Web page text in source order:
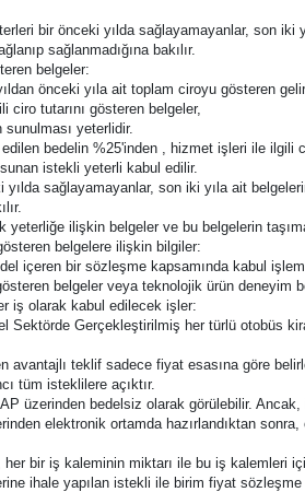
bir önceki yılda sağlayamayanlar, son iki
sağlanmadığına bakılır.
belgeler:
önceki yıla ait toplam ciroyu gösteren
ciro tutarını gösteren belgeler,
sunulması yeterlidir.
bedelin %25'inden , hizmet işleri ile ilgili
istekli yeterli kabul edilir.
yılda sağlayamayanlar, son iki yıla ait
yeterliğe ilişkin belgeler ve bu belgelerin
belgelere ilişkin bilgiler:
içeren bir sözleşme kapsamında kabul
belgeler veya teknolojik ürün deneyim
iş olarak kabul edilecek işler:
Sektörde Gerçekleştirilmiş her türlü otobüs
avantajlı teklif sadece fiyat esasına göre
tüm isteklilere açıktır.
üzerinden bedelsiz olarak görülebilir.
elektronik ortamda hazırlandıktan
bir iş kaleminin miktarı ile bu iş kalemleri
ihale yapılan istekli ile birim fiyat sözleşme